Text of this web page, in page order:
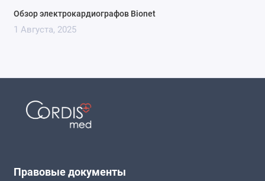
Обзор электрокардиографов Bionet
1 Августа, 2025
Правовые документы